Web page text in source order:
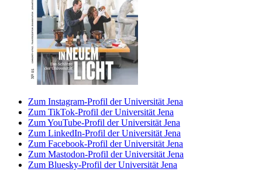
Zum Instagram-Profil der Universität Jena
Zum TikTok-Profil der Universität Jena
Zum YouTube-Profil der Universität Jena
Zum LinkedIn-Profil der Universität Jena
Zum Facebook-Profil der Universität Jena
Zum Mastodon-Profil der Universität Jena
Zum Bluesky-Profil der Universität Jena